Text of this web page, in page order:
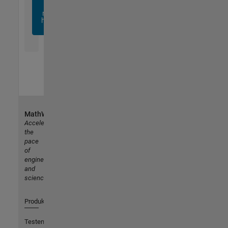
noch
heute
MathWorks
Accelerating
the
pace
of
engineering
and
science
Produkte
Testen oder Kaufen